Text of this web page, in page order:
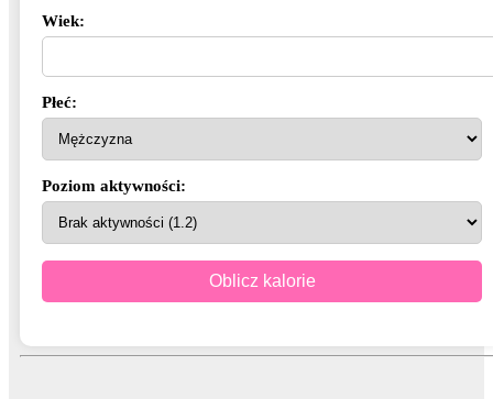
Wiek:
Płeć:
Poziom aktywności:
Oblicz kalorie